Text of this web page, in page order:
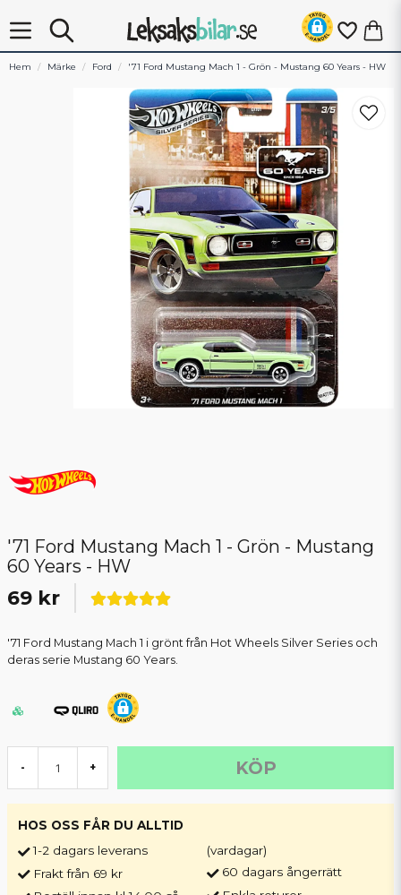
Hem Märke Ford '71 Ford Mustang Mach 1 - Grön - Mustang 60 Years - HW
'71 Ford Mustang Mach 1 - Grön - Mustang
60 Years - HW
69 kr
'71 Ford Mustang Mach 1 i grönt från Hot Wheels Silver Series och
deras serie Mustang 60 Years.
- + KÖP
HOS OSS FÅR DU ALLTID
1-2 dagars leverans
Frakt från 69 kr
(vardagar)
60 dagars ångerrätt